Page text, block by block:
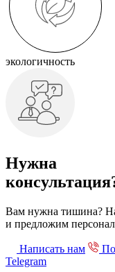
экологичность
Нужна
Вам нужна тишина?
и предложим
Написать нам
Telegram